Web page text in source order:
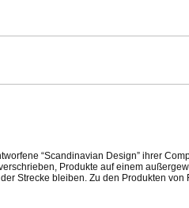
“Scandinavian Design” ihrer
Produkte auf einem
Strecke bleiben. Zu den Produkten